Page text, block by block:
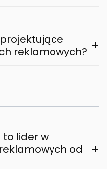
projektujące
reklamowych? +
to lider w
od
+